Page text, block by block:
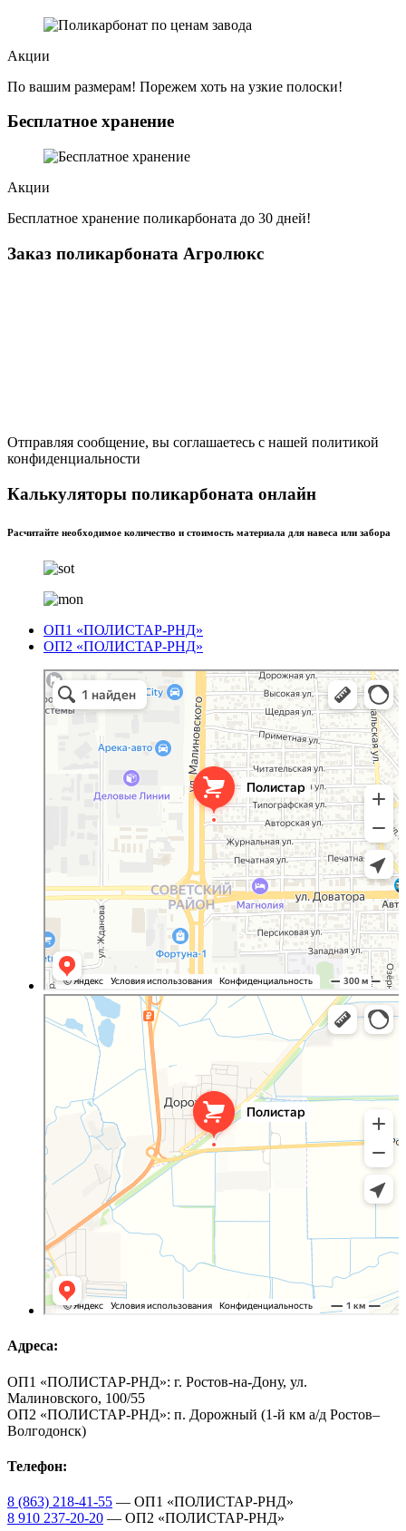
Акции
По вашим размерам! Порежем хоть на узкие полоски!
Бесплатное хранение
Акции
Бесплатное хранение поликарбоната до 30 дней!
Заказ поликарбоната Агролюкс
Отправляя сообщение, вы соглашаетесь с нашей политикой
конфиденциальности
Калькуляторы поликарбоната онлайн
Расчитайте необходимое количество и стоимость материала для навеса или забора
ОП1 «ПОЛИСТАР-РНД»
ОП2 «ПОЛИСТАР-РНД»
Полистар
Оргстекло, поликарбонат в Ростове‑на‑Дону
Светопрозрачные конструкции в Ростове‑на‑Дону
Полистар
Оргстекло, поликарбонат в Ростовской области
Светопрозрачные конструкции в Ростовской области
Адреса:
ОП1 «ПОЛИСТАР-РНД»: г. Ростов-на-Дону, ул.
Малиновского, 100/55
ОП2 «ПОЛИСТАР-РНД»: п. Дорожный (1-й км а/д Ростов–
Волгодонск)
Телефон:
8 (863) 218-41-55 — ОП1 «ПОЛИСТАР-РНД»
8 910 237-20-20 — ОП2 «ПОЛИСТАР-РНД»